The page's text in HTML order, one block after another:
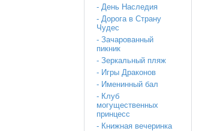
- День Наследия
- Дорога в Страну
Чудес
- Зачарованный
пикник
- Зеркальный пляж
- Игры Драконов
- Именинный бал
- Клуб
могущественных
принцесс
- Книжная вечеринка